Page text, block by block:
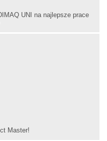
UNI na najlepsze prace
Master!